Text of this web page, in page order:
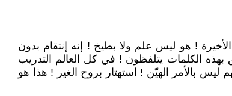
! هو ليس علم ولا بطيخ ! إنه إنتقام بدون
الكلمات يتلفظون ! في كل العالم التدريب
بالأمر الهيّن ! استهتار بروح الغير ! هذا هو